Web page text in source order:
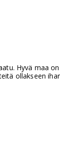
Hyvä maa
ollakseen